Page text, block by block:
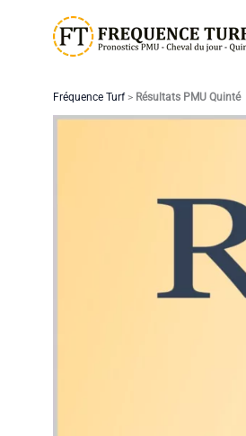
Fréquence Turf> Résultats PMU Quinté